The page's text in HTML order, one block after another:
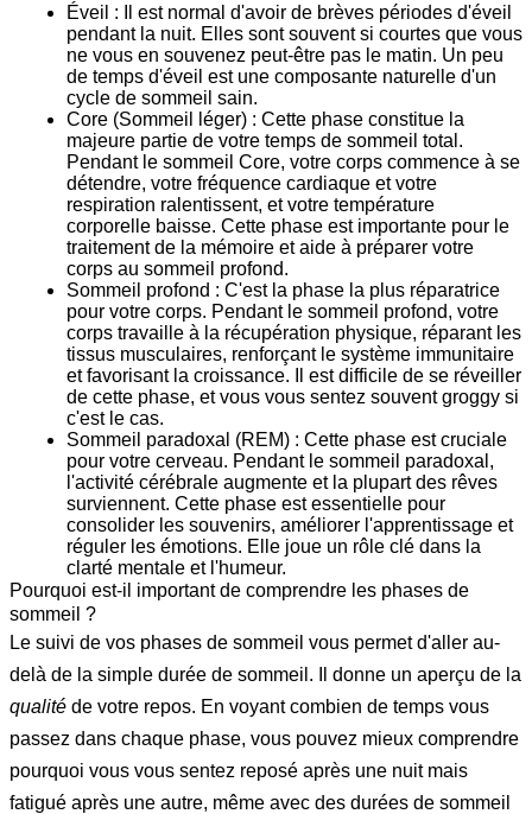
Éveil : Il est normal d'avoir de brèves périodes d'éveil
pendant la nuit. Elles sont souvent si courtes que vous
ne vous en souvenez peut-être pas le matin. Un peu
de temps d'éveil est une composante naturelle d'un
cycle de sommeil sain.
Core (Sommeil léger) : Cette phase constitue la
majeure partie de votre temps de sommeil total.
Pendant le sommeil Core, votre corps commence à se
détendre, votre fréquence cardiaque et votre
respiration ralentissent, et votre température
corporelle baisse. Cette phase est importante pour le
traitement de la mémoire et aide à préparer votre
corps au sommeil profond.
Sommeil profond : C'est la phase la plus réparatrice
pour votre corps. Pendant le sommeil profond, votre
corps travaille à la récupération physique, réparant les
tissus musculaires, renforçant le système immunitaire
et favorisant la croissance. Il est difficile de se réveiller
de cette phase, et vous vous sentez souvent groggy si
c'est le cas.
Sommeil paradoxal (REM) : Cette phase est cruciale
pour votre cerveau. Pendant le sommeil paradoxal,
l'activité cérébrale augmente et la plupart des rêves
surviennent. Cette phase est essentielle pour
consolider les souvenirs, améliorer l'apprentissage et
réguler les émotions. Elle joue un rôle clé dans la
clarté mentale et l'humeur.
Pourquoi est-il important de comprendre les phases de
sommeil ?
Le suivi de vos phases de sommeil vous permet d'aller au-
delà de la simple durée de sommeil. Il donne un aperçu de la
qualité de votre repos. En voyant combien de temps vous
passez dans chaque phase, vous pouvez mieux comprendre
pourquoi vous vous sentez reposé après une nuit mais
fatigué après une autre, même avec des durées de sommeil